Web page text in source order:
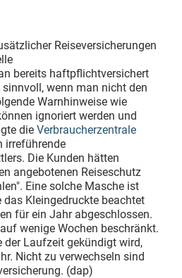
Reiseversicherungen
bereits haftpflichtversichert
wenn man nicht den
Warnhinweise wie
ignoriert werden und
die Verbraucherzentrale
irreführende
Die Kunden hätten
angebotenen Reiseschutz
Eine solche Masche ist
Kleingedruckte beachtet
für ein Jahr abgeschlossen.
wenige Wochen beschränkt.
der Laufzeit gekündigt wird,
Nicht zu verwechseln sind
(dap)